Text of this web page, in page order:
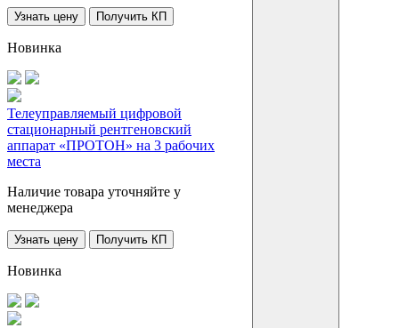
Узнать цену Получить КП
Новинка
Телеуправляемый цифровой
стационарный рентгеновский
аппарат «ПРОТОН» на 3 рабочих
места
Наличие товара уточняйте у
менеджера
Узнать цену Получить КП
Новинка